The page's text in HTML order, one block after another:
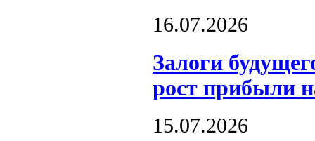
16.07.2026
Залоги
рост прибыли
15.07.2026